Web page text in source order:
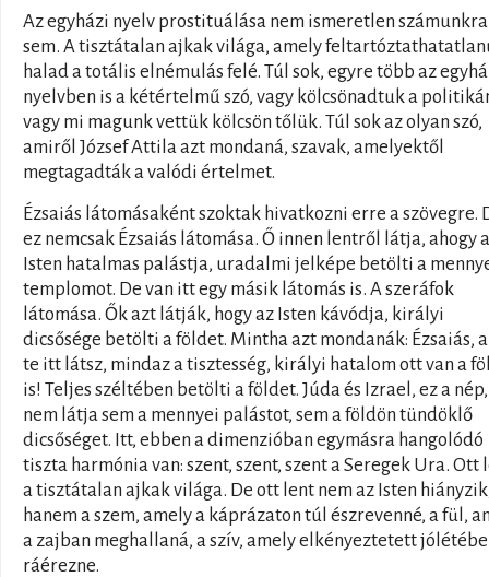
Az egyházi nyelv prostituálása nem ismeretlen számunkra
sem. A tisztátalan ajkak világa, amely
halad a totális elnémulás felé. Túl sok, egyre több az
nyelvben is a kétértelmű szó, vagy kölcsönadtuk a
vagy mi magunk vettük kölcsön tőlük. Túl sok az olyan szó,
amiről József Attila azt mondaná, szavak, amelyektől
megtagadták a valódi értelmet.
Ézsaiás látomásaként szoktak hivatkozni erre a szövegre.
ez nemcsak Ézsaiás látomása. Ő innen lentről látja, ahogy
Isten hatalmas palástja, uradalmi jelképe betölti a
templomot. De van itt egy másik látomás is. A szeráfok
látomása. Ők azt látják, hogy az Isten kávódja, királyi
dicsősége betölti a földet. Mintha azt mondanák: Ézsaiás,
te itt látsz, mindaz a tisztesség, királyi hatalom ott van a
is! Teljes széltében betölti a földet. Júda és Izrael, ez a nép,
nem látja sem a mennyei palástot, sem a földön tündöklő
dicsőséget. Itt, ebben a dimenzióban egymásra hangolódó
tiszta harmónia van: szent, szent, szent a Seregek Ura. Ott
a tisztátalan ajkak világa. De ott lent nem az Isten
hanem a szem, amely a káprázaton túl észrevenné, a fül,
a zajban meghallaná, a szív, amely elkényeztetett
ráérezne.